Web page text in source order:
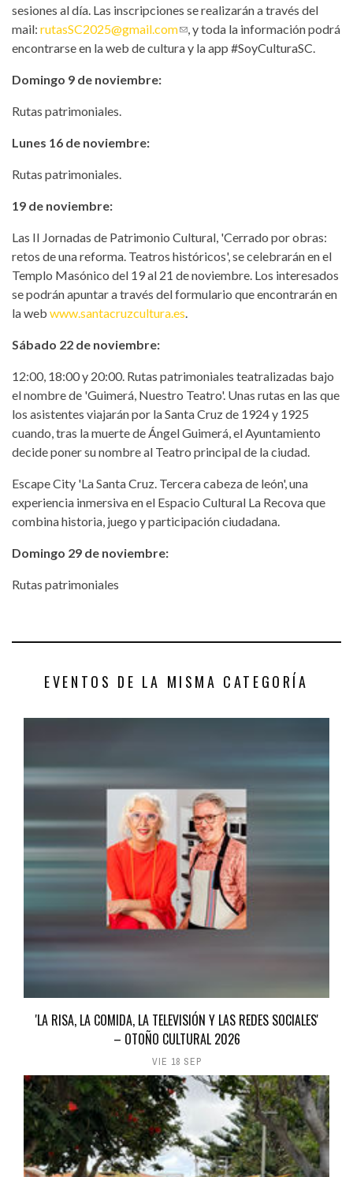
sesiones al día. Las inscripciones se realizarán a través del
mail: rutasSC2025@gmail.com(link sends e-mail)
, y toda la información podrá
encontrarse en la web de cultura y la app #SoyCulturaSC.
Domingo 9 de noviembre:
Rutas patrimoniales.
Lunes 16 de noviembre:
Rutas patrimoniales.
19 de noviembre:
Las II Jornadas de Patrimonio Cultural, 'Cerrado por obras:
retos de una reforma. Teatros históricos', se celebrarán en el
Templo Masónico del 19 al 21 de noviembre. Los interesados
se podrán apuntar a través del formulario que encontrarán en
la web www.santacruzcultura.es
Sábado 22 de noviembre:
12:00, 18:00 y 20:00. Rutas patrimoniales teatralizadas bajo
el nombre de 'Guimerá, Nuestro Teatro'. Unas rutas en las que
los asistentes viajarán por la Santa Cruz de 1924 y 1925
cuando, tras la muerte de Ángel Guimerá, el Ayuntamiento
decide poner su nombre al Teatro principal de la ciudad.
Escape City 'La Santa Cruz. Tercera cabeza de león', una
experiencia inmersiva en el Espacio Cultural La Recova que
combina historia, juego y participación ciudadana.
Domingo 29 de noviembre:
Rutas patrimoniales
EVENTOS DE LA MISMA CATEGORÍA
'LA RISA, LA COMIDA, LA TELEVISIÓN Y LAS REDES SOCIALES'
– OTOÑO CULTURAL 2026
VIE 18 SEP